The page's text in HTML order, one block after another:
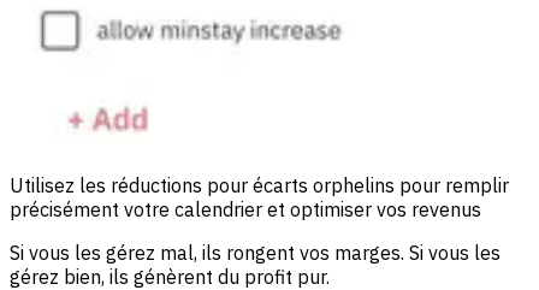
Utilisez les réductions pour écarts orphelins pour remplir
précisément votre calendrier et optimiser vos revenus
Si vous les gérez mal, ils rongent vos marges. Si vous les
gérez bien, ils génèrent du profit pur.